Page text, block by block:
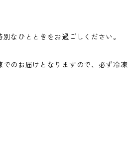
なひとときをお過ごしください。
のお届けとなりますので、必ず冷